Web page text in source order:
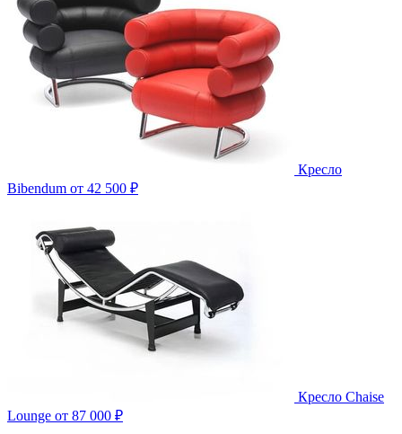
Кресло
Bibendum от 42 500 ₽
Кресло Chaise
Lounge от 87 000 ₽